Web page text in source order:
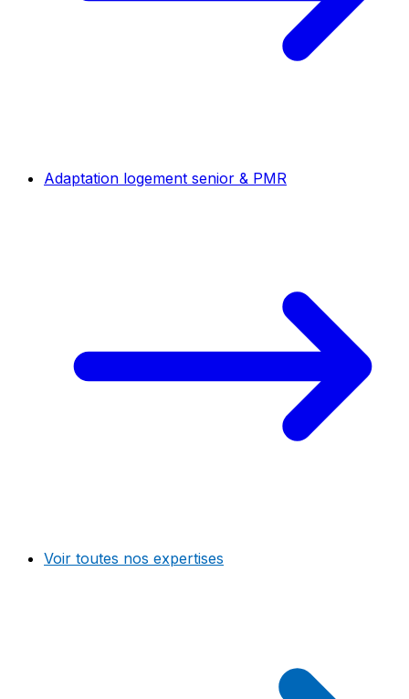
Adaptation logement senior & PMR
Voir toutes nos expertises